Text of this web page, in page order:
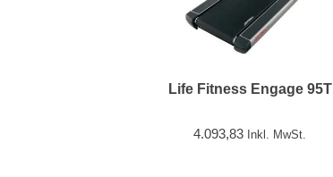
Life Fitness Engage 95T
4.093,83 Inkl. MwSt.